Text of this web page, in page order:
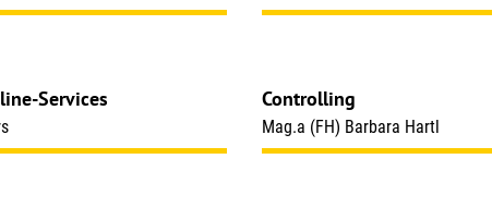
Services Controlling
Mag.a (FH) Barbara Hartl